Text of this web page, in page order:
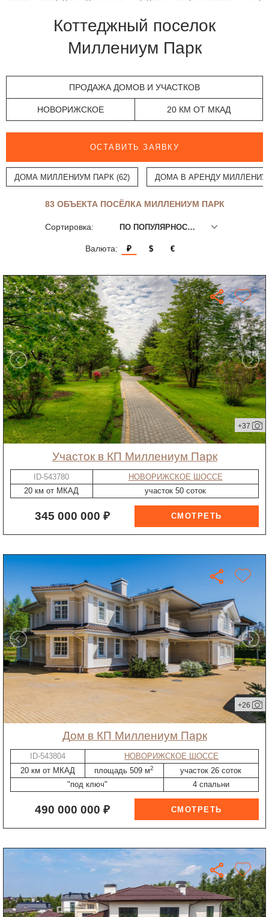
Коттеджный поселок
Миллениум Парк
ПРОДАЖА ДОМОВ И УЧАСТКОВ
НОВОРИЖСКОЕ 20 КМ ОТ МКАД
ОСТАВИТЬ ЗАЯВКУ
ДОМА МИЛЛЕНИУМ ПАРК (62) ДОМА В АРЕНДУ
83 ОБЪЕКТА ПОСЁЛКА МИЛЛЕНИУМ ПАРК
Сортировка: ПО ПОПУЛЯРНОСТИ
Валюта: ₽ $ €
+37
участок в КП Миллениум Парк
ID-543780
НОВОРИЖСКОЕ ШОССЕ
20 км от МКАД
участок 50 соток
345 000 000 ₽
+26
дом в КП Миллениум Парк
ID-543804
НОВОРИЖСКОЕ ШОССЕ
20 км от МКАД
площадь 509 м2
участок 26 соток
"под ключ"
4 спальни
490 000 000 ₽